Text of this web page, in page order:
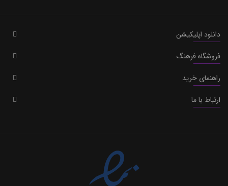
دانلود اپلیکیشن
فروشگاه فرهنگ
راهنمای خرید
ارتباط با ما